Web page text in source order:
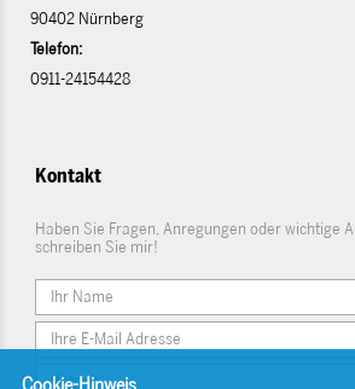
90402 Nürnberg
Telefon:
0911-24154428
Kontakt
Haben Sie Fragen, Anregungen oder wichtige
schreiben Sie mir!